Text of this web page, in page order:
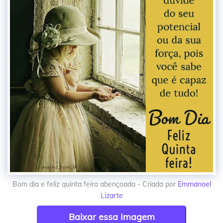
Bom dia e feliz quinta feira abençoada - Criada por Emmanoel
Lizarte
Baixar essa Imagem